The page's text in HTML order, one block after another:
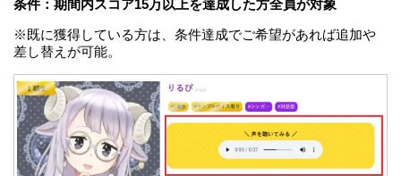
条件：期間内スコア15万以上を達成した方全員が対象
※既に獲得している方は、条件達成でご希望があれば追加や
差し替えが可能。